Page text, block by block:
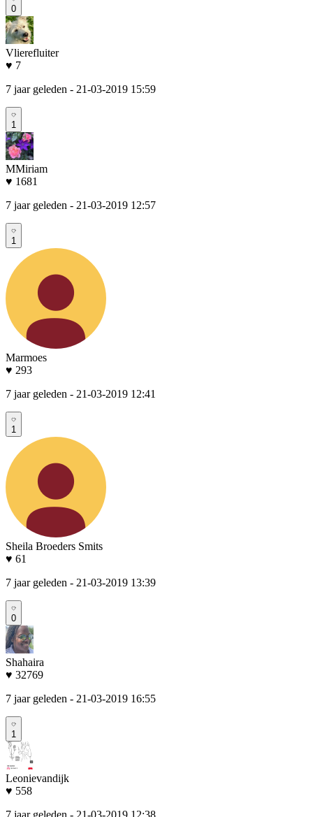
0
Vlierefluiter
♥ 7
7 jaar geleden - 21-03-2019 15:59
1
MMiriam
♥ 1681
7 jaar geleden - 21-03-2019 12:57
1
Marmoes
♥ 293
7 jaar geleden - 21-03-2019 12:41
1
Sheila Broeders Smits
♥ 61
7 jaar geleden - 21-03-2019 13:39
0
Shahaira
♥ 32769
7 jaar geleden - 21-03-2019 16:55
1
Leonievandijk
♥ 558
7 jaar geleden - 21-03-2019 12:38